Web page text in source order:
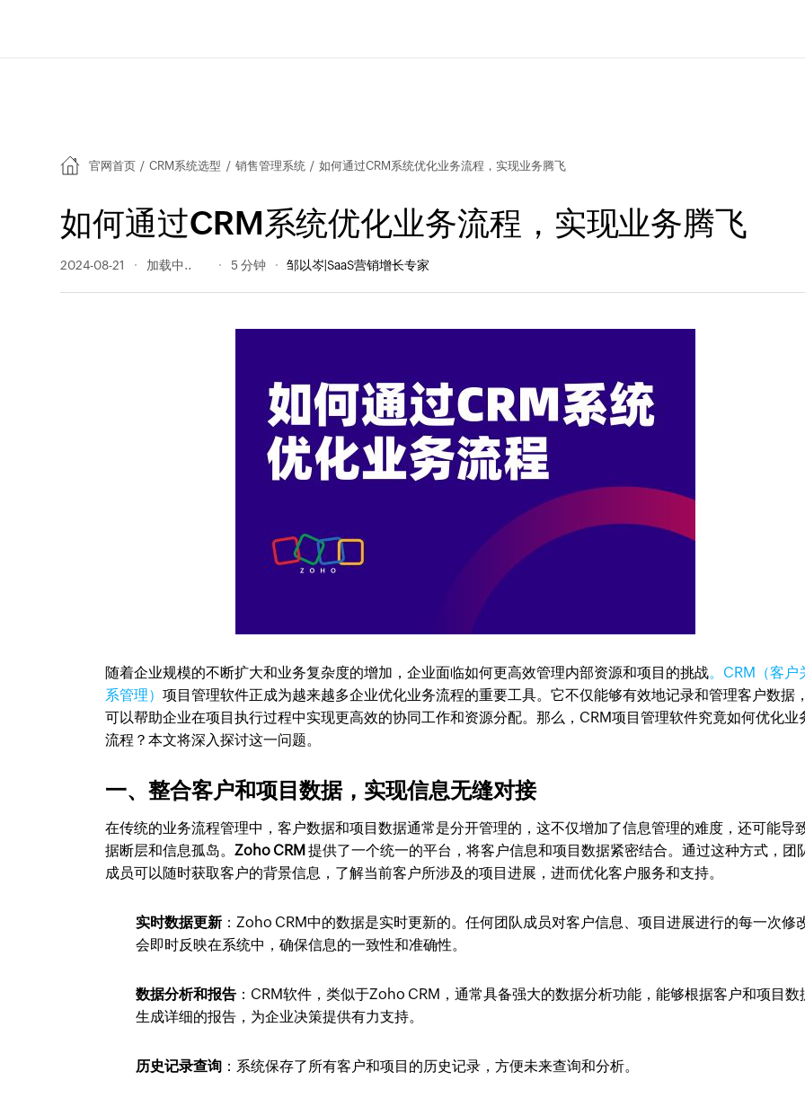
官网首页 / CRM系统选型 / 销售管理系统 / 如何通过CRM系统优化业务流程，实现业务腾飞
如何通过CRM系统优化业务流程，实现业务腾飞
2024-08-21 230 阅读量 5 分钟 邹以岑|SaaS营销增长专家
随着企业规模的不断扩大和业务复杂度的增加，企业面临如何更高效管理内部资源和项目的挑战。CRM（客户
系管理）项目管理软件正成为越来越多企业优化业务流程的重要工具。它不仅能够有效地记录和管理客户数据
可以帮助企业在项目执行过程中实现更高效的协同工作和资源分配。那么，CRM项目管理软件究竟如何优化业
流程？本文将深入探讨这一问题。
一、整合客户和项目数据，实现信息无缝对接
在传统的业务流程管理中，客户数据和项目数据通常是分开管理的，这不仅增加了信息管理的难度，还可能导
据断层和信息孤岛。Zoho CRM 提供了一个统一的平台，将客户信息和项目数据紧密结合。通过这种方式，团
成员可以随时获取客户的背景信息，了解当前客户所涉及的项目进展，进而优化客户服务和支持。
实时数据更新 ：Zoho CRM中的数据是实时更新的。任何团队成员对客户信息、项目进展进行的每一次修
会即时反映在系统中，确保信息的一致性和准确性。
数据分析和报告 ：CRM软件，类似于Zoho CRM，通常具备强大的数据分析功能，能够根据客户和项目数
生成详细的报告，为企业决策提供有力支持。
历史记录查询 ：系统保存了所有客户和项目的历史记录，方便未来查询和分析。